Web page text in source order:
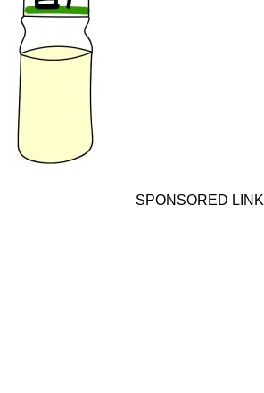
SPONSORED LINK